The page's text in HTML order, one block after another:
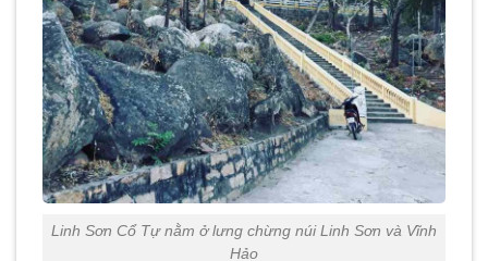
Linh Sơn Cổ Tự nằm ở lưng chừng núi Linh Sơn và Vĩnh
Hảo